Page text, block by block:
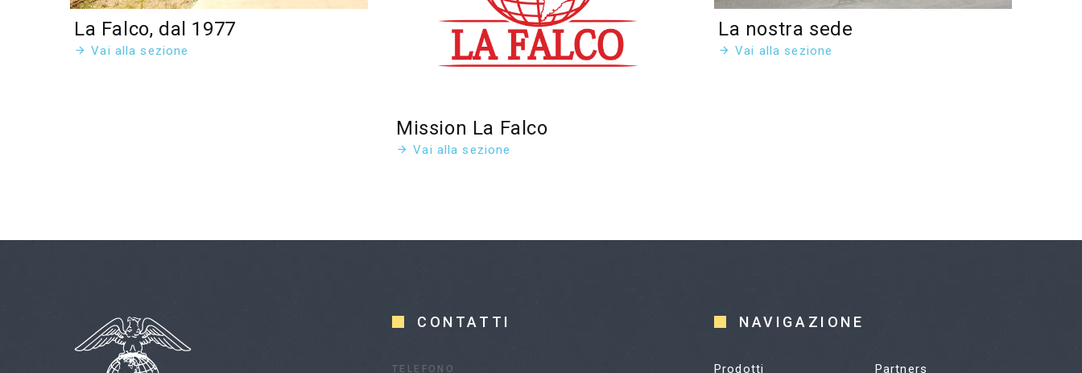
La Falco, dal 1977
Vai alla sezione
Mission La Falco
Vai alla sezione
La nostra sede
Vai alla sezione
CONTATTI
TELEFONO
NAVIGAZIONE
Prodotti Partners